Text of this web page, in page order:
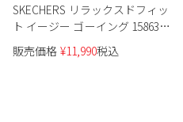
SKECHERS リラックスドフィッ
ト イージー ゴーイング 158630
レディース
販売価格 ¥11,990税込